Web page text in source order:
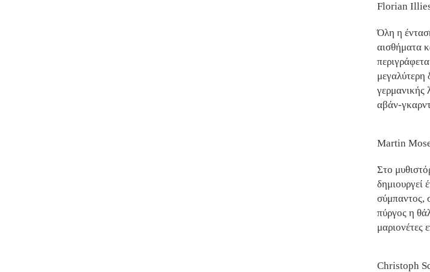
Florian
Όλη η
αισθήματα
μεγαλύτερη
γερμανικής
αβάν-
Martin
Στο
δημιουργεί
σύμπαντος,
πύργος η
μαριονέτες
Christoph